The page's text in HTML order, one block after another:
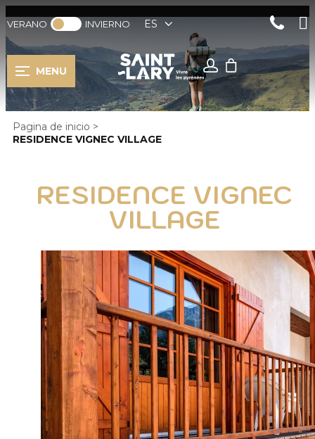
VERANO INVIERNO ES
MENU
Pagina de inicio >
RESIDENCE VIGNEC VILLAGE
RESIDENCE VIGNEC
VILLAGE